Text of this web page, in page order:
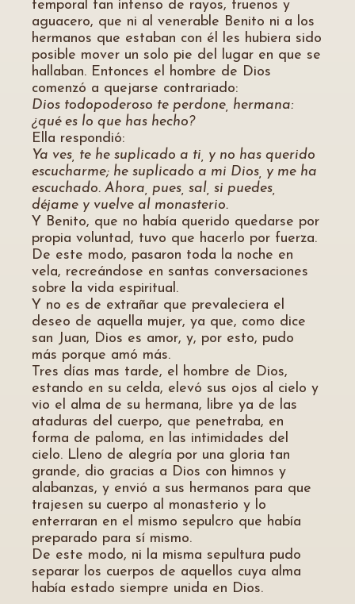
temporal tan intenso de rayos, truenos y
aguacero, que ni al venerable Benito ni a los
hermanos que estaban con él les hubiera sido
posible mover un solo pie del lugar en que se
hallaban. Entonces el hombre de Dios
comenzó a quejarse contrariado:
Dios todopoderoso te perdone, hermana:
¿qué es lo que has hecho?
Ella respondió:
Ya ves, te he suplicado a ti, y no has querido
escucharme; he suplicado a mi Dios, y me ha
escuchado. Ahora, pues, sal, si puedes,
déjame y vuelve al monasterio.
Y Benito, que no había querido quedarse por
propia voluntad, tuvo que hacerlo por fuerza.
De este modo, pasaron toda la noche en
vela, recreándose en santas conversaciones
sobre la vida espiritual.
Y no es de extrañar que prevaleciera el
deseo de aquella mujer, ya que, como dice
san Juan, Dios es amor, y, por esto, pudo
más porque amó más.
Tres días mas tarde, el hombre de Dios,
estando en su celda, elevó sus ojos al cielo y
vio el alma de su hermana, libre ya de las
ataduras del cuerpo, que penetraba, en
forma de paloma, en las intimidades del
cielo. Lleno de alegría por una gloria tan
grande, dio gracias a Dios con himnos y
alabanzas, y envió a sus hermanos para que
trajesen su cuerpo al monasterio y lo
enterraran en el mismo sepulcro que había
preparado para sí mismo.
De este modo, ni la misma sepultura pudo
separar los cuerpos de aquellos cuya alma
había estado siempre unida en Dios.